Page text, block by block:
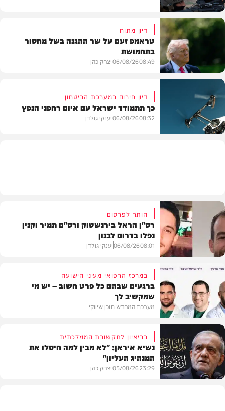
חדשות
חדשות
דיון מתוח
טראמפ זעם על שר ההגנה בשל מחסור
בתחמושת
08:49
06/08/26יצחק כהן
דיון חירום במערכת הביטחון
כך תתמודד ישראל עם איום רחפני הנפץ
08:32
06/08/26יענקי גולדן
חדשות
הותר לפרסום
רס"ן הראל בירנשטוק ורס"ם תמיר וקנין
נפלו בדרום לבנון
08:01
06/08/26יענקי גולדן
תוכן שיווקי
במרכז הרפואי מעיני הישועה
ברגעים שבהם כל פרט חשוב – יש מי
שמקשיב לך
מערכת המחדש תוכן שיווקי
בריאיון לתקשורת הממלכתית
נשיא איראן: "לא מבין למה חיסלו את
המנהיג העליון"
23:29
05/08/26יצחק כהן